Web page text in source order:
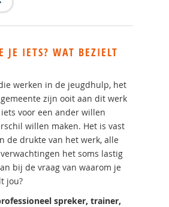
IETS? WAT BEZIELT
werken in de jeugdhulp, het
zijn ooit aan dit werk
voor een ander willen
willen maken. Het is vast
de drukte van het werk, alle
het soms lastig
bij de vraag van waarom je
jou?
spreker, trainer,